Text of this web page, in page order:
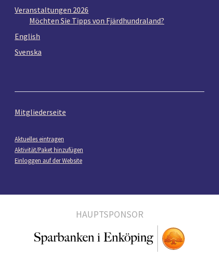
Veranstaltungen 2026
Möchten Sie Tipps von Fjärdhundraland?
English
Svenska
Mitgliederseite
Aktuelles eintragen
Aktivität/Paket hinzufügen
Einloggen auf der Website
HAUPTSPONSOR